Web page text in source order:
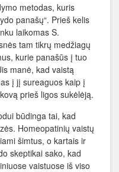
metodas, kuris
panašų“. Prieš kelis
laikomas S.
tam tikrų medžiagų
kurie panašūs į tuo
manė, kad vaistą
į jį sureaguos kaip į
prieš ligos sukėlėją.
būdinga tai, kad
Homeopatinių vaistų
šimtus, o kartais ir
skeptikai sako, kad
vaistuose iš viso